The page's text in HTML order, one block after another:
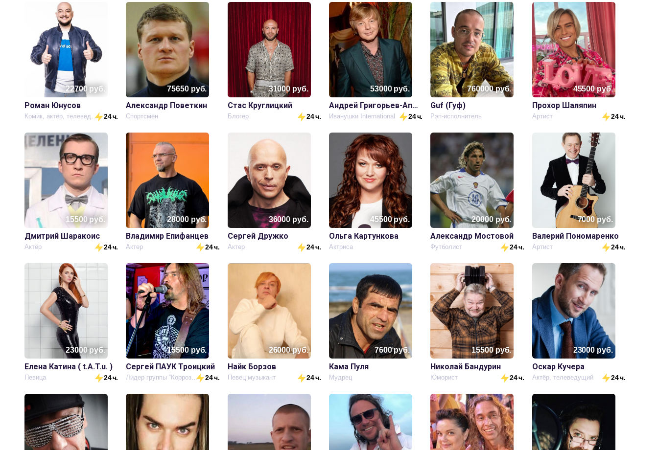
22700 руб.
Роман Юнусов
Комик, актёр, телеведущий 24 ч.
75650руб.
Александр Поветкин
Спортсмен
31000 руб.
Стас Круглицкий
Блогер 24 ч.
53000руб.
Андрей Григорьев-Апполонов
Иванушки International 24 ч.
760000руб.
Guf (Гуф)
Рэп-исполнитель
45500руб.
Прохор Шаляпин
Артист 24 ч.
15500 руб.
Дмитрий Шаракоис
Актёр 24 ч.
28000руб.
Владимир Епифанцев
Актер 24 ч.
36000 руб.
Сергей Дружко
Актер 24 ч.
45500руб.
Ольга Картункова
Актриса
20000руб.
Александр Мостовой
Футболист 24 ч.
7000 руб.
Валерий Пономаренко
Артист 24 ч.
23000руб.
Елена Катина ( t.A.T.u. )
Певица 24 ч.
15500руб.
Сергей ПАУК Троицкий
Лидер группы “Коррозия металла” 24 ч.
26000руб.
Найк Борзов
Певец музыкант 24 ч.
7600руб.
Кама Пуля
Мудрец
15500руб.
Николай Бандурин
Юморист 24 ч.
23000 руб.
Оскар Кучера
Актёр, телеведущий 24 ч.